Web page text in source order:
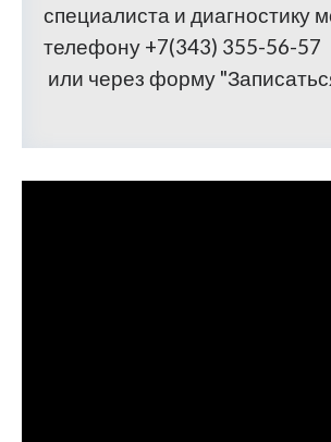
специалиста и диагностику
телефону +7(343) 355-56-57
или через форму